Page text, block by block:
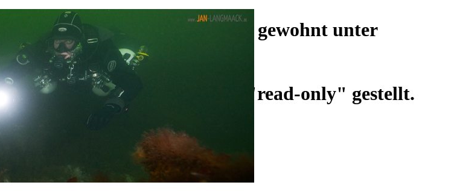
umgezogen und wie gewohnt unter
deralten Galerie
und ist auf "read-only" gestellt.